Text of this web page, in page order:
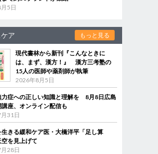
5日
ア もっと見る
現代書林から新刊『こんなときに
は、まず、漢方！』 漢方三考塾の
15人の医師や薬剤師が執筆
2026年8月5日
力症への正しい知識と理解を 8月8日広島
座、オンライン配信も
31日
生きる緩和ケア医・大橋洋平「足し算
を見上げて
28日